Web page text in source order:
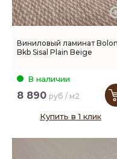
Виниловый ламинат Bolon
Bkb Sisal Plain Beige
В наличии
8 890 руб / м2
Купить в 1 клик